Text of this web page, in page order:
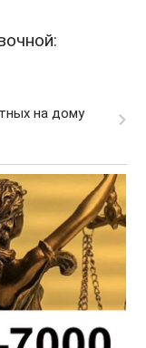
на дому